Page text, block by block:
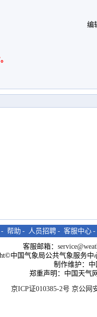
编
- 帮助 - 人员招聘 - 客服中心 -
客服邮箱：
中国气象局公共气象服务中
制作维护：
郑重声明：中国天气网
京ICP证010385-2号 京公网